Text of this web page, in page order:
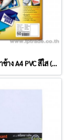
สติกเกอร์ ตราช้าง A4 PVC สีใส (แพ็ค 50 แผ่น)